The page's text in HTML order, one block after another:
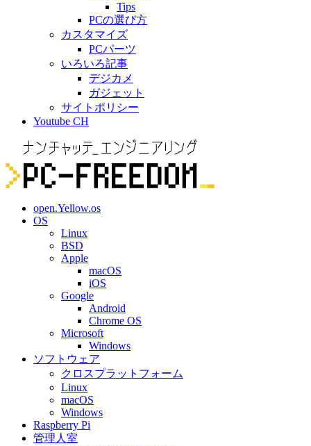
Tips
PCの選び方
カスタマイズ
PCパーツ
いろいろ記事
デジカメ
ガジェット
サイトポリシー
Youtube CH
open.Yellow.os
OS
Linux
BSD
Apple
macOS
iOS
Google
Android
Chrome OS
Microsoft
Windows
ソフトウェア
クロスプラットフォーム
Linux
macOS
Windows
Raspberry Pi
管理人室